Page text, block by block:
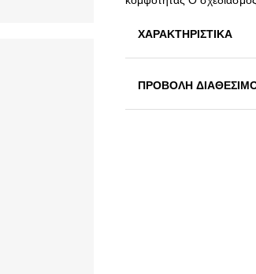
ΧΑΡΑΚΤΗΡΙΣΤΙΚΑ
ΠΡΟΒΟΛΗ